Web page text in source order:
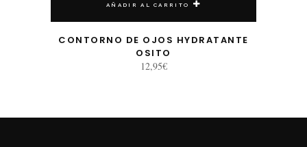
AÑADIR AL CARRITO
CONTORNO DE OJOS HYDRATANTE
OSITO
12,95€